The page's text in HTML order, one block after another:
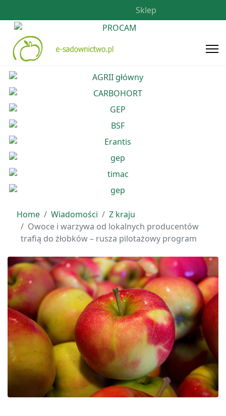
Sklep
Home Wiadomości
Z kraju
Owoce i warzywa od lokalnych producentów
trafią do żłobków – rusza pilotażowy program